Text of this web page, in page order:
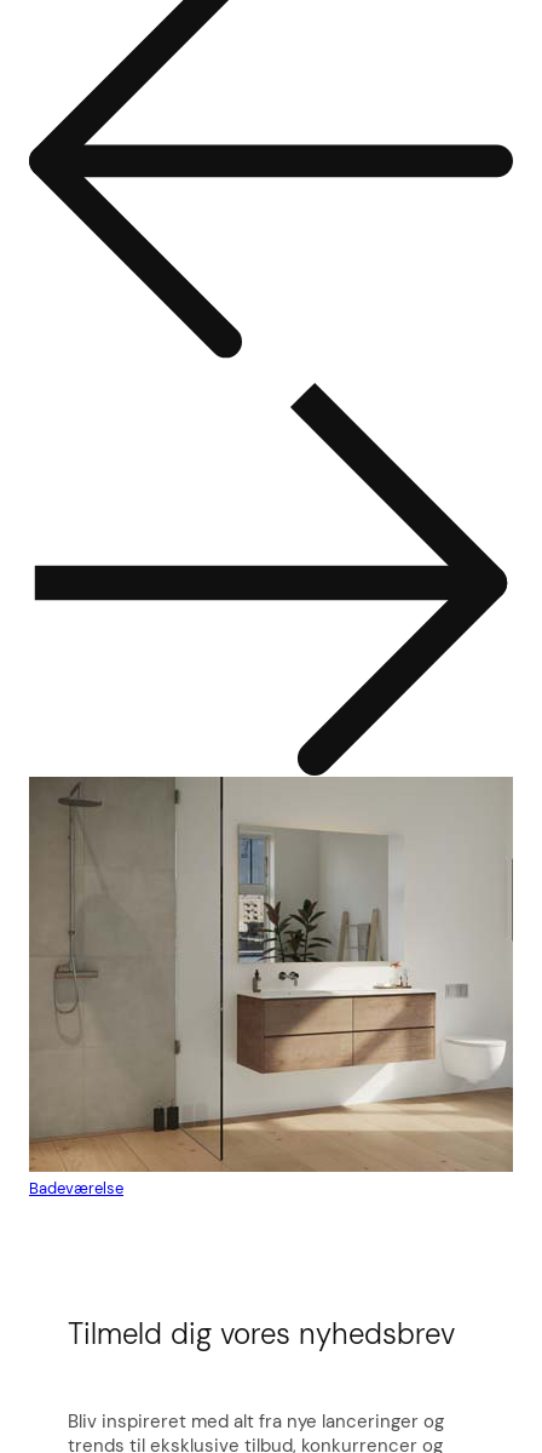
Badeværelse
Tilmeld dig vores nyhedsbrev
Bliv inspireret med alt fra nye lanceringer og
trends til eksklusive tilbud, konkurrencer og